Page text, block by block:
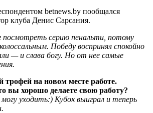
betnews.by пообщался
клуба Денис Сарсания.
посмотреть серию пенальти, потому
Победу воспринял спокойно
— и слава богу. Но от нее самые
на новом месте работе.
вы хорошо делаете свою работу?
уходить:) Кубок выиграл и теперь